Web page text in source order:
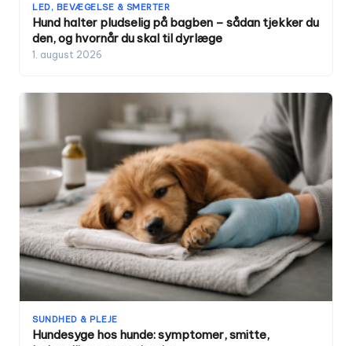
LED, BEVÆGELSE & SMERTER
Hund halter pludselig på bagben – sådan tjekker du
den, og hvornår du skal til dyrlæge
1. august 2026
SUNDHED & PLEJE
Hundesyge hos hunde: symptomer, smitte,